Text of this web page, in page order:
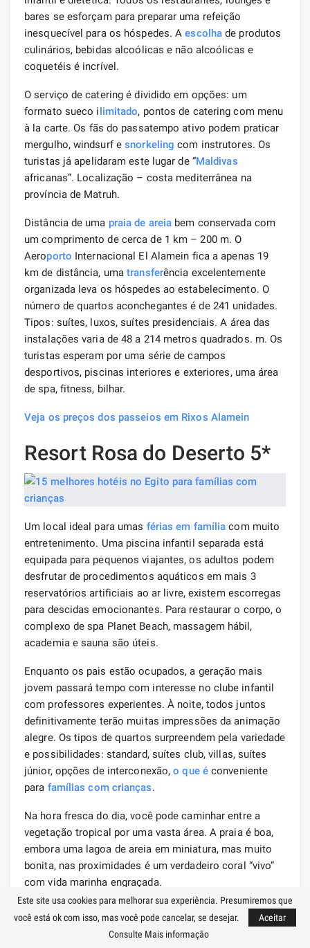
bares se esforçam para preparar uma refeição
inesquecível para os hóspedes. Aescolha de produtos
culinários, bebidas alcoólicas e não alcoólicas e
coquetéis é incrível.
O serviço de catering é dividido em opções: um
formato sueco ilimitado, pontos de catering com menu
à la carte. Os fãs do passatempo ativo podem praticar
mergulho, windsurf esnorkeling com instrutores. Os
turistas já apelidaram este lugar de “Maldivas
africanas”. Localização – costa mediterrânea na
província de Matruh.
Distância de uma praia de areia bem conservada com
um comprimento de cerca de 1 km – 200 m. O
Aeroporto Internacional El Alamein fica a apenas 19
km de distância, umatransferência excelentemente
organizada leva os hóspedes ao estabelecimento. O
número de quartos aconchegantes é de 241 unidades.
Tipos: suítes, luxos, suítes presidenciais. A área das
instalações varia de 48 a 214 metros quadrados. m. Os
turistas esperam por uma série de campos
desportivos, piscinas interiores e exteriores, uma área
de spa, fitness, bilhar.
Veja os preços dos passeios em Rixos Alamein
Resort Rosa do Deserto 5*
Um local ideal para umas férias em família com muito
entretenimento. Uma piscina infantil separada está
equipada para pequenos viajantes, os adultos podem
desfrutar de procedimentos aquáticos em mais 3
reservatórios artificiais ao ar livre, existem escorregas
para descidas emocionantes. Para restaurar o corpo, o
complexo de spa Planet Beach, massagem hábil,
academia e sauna são úteis.
Enquanto os pais estão ocupados, a geração mais
jovem passará tempo com interesse no clube infantil
com professores experientes. À noite, todos juntos
definitivamente terão muitas impressões da animação
alegre. Os tipos de quartos surpreendem pela variedade
e possibilidades: standard, suítes club, villas, suítes
júnior, opções de interconexão,o que éconveniente
para famílias com crianças.
Na hora fresca do dia, você pode caminhar entre a
vegetação tropical por uma vasta área. A praia é boa,
embora uma lagoa de areia em miniatura, mas muito
bonita, nas proximidades é um verdadeiro coral “vivo”
com vida marinha engraçada.
O menu nos restaurantes e na linha sueca é saboroso e
satisfatório, uma grande variedade de bebidas é
oferecida. A equipe desempenha suas funções de
Este site usa cookies para melhorar sua experiência. Presumiremos que
você está ok com isso, mas você pode cancelar, se desejar.
Aceitar
Consulte Mais informação